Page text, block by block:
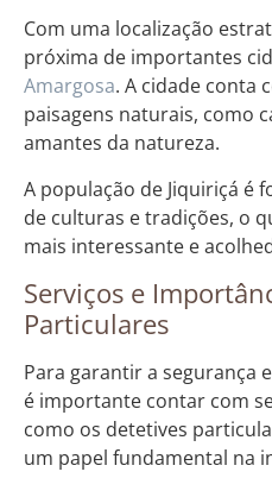
Com uma localização
próxima de importantes
Amargosa. A cidade conta
paisagens naturais, como
amantes da natureza.
A população de Jiquiriçá é
de culturas e tradições, o
mais interessante e
Serviços e
Particulares
Para garantir a segurança
é importante contar com
como os detetives
um papel fundamental na